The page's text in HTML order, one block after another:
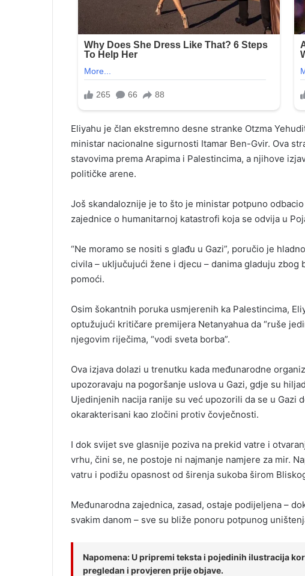
Eliyahu je član ekstremno desne stranke Otzma
ministar nacionalne sigurnosti Itamar Ben-Gvir. Ova
stavovima prema Arapima i Palestincima, a njihove
političke arene.
Još skandaloznije je to što je ministar potpuno
zajednice o humanitarnoj katastrofi koja se odvija u
“Ne moramo se nositi s glađu u Gazi”, poručio je
civila – uključujući žene i djecu – danima gladuju
pomoći.
Osim šokantnih poruka usmjerenih ka Palestincima,
optužujući kritičare premijera Netanyahua da “ruše
njegovim riječima, “vodi sveta borba”.
Ova izjava dolazi u trenutku kada međunarodne
upozoravaju na pogoršanje uslova u Gazi, gdje su
Ujedinjenih nacija ranije su već upozorili da se u Gazi
okarakterisani kao zločini protiv čovječnosti.
I dok svijet sve glasnije poziva na prekid vatre i
vrhu, čini se, ne postoje ni najmanje namjere za mir.
vatru i podižu opasnost od širenja sukoba širom
Međunarodna zajednica, zasad, ostaje podijeljena –
svakim danom – sve su bliže ponoru potpunog
Napomena: U pripremi teksta i pojedinih ilustracija
pregledan i provjeren prije objave.